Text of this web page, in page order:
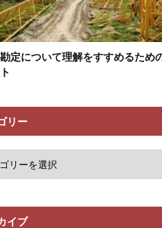
定について理解をすすめるため
リー
イブ